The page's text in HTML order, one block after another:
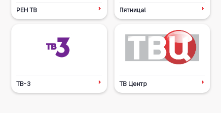
РЕН ТВ Пятница!
ТВ-3 ТВ Центр